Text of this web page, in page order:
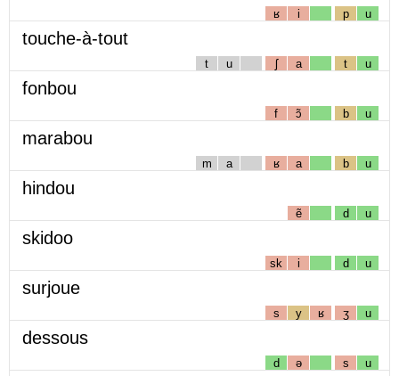
ʁ i p u
touche-à-tout
t u ʃ a t u
fonbou
f ɔ̃ b u
marabou
m a ʁ a b u
hindou
ẽ d u
skidoo
sk i d u
surjoue
s y ʁ ʒ u
dessous
d ə s u